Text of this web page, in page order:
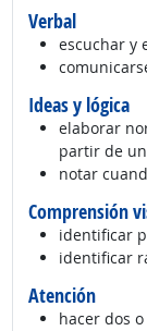
Verbal
escuchar y
Ideas y lógica
elaborar
partir de
notar
Comprensión
identificar
identificar
Atención
hacer dos